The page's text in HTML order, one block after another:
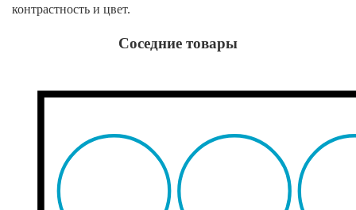
контрастность и цвет.
Соседние товары